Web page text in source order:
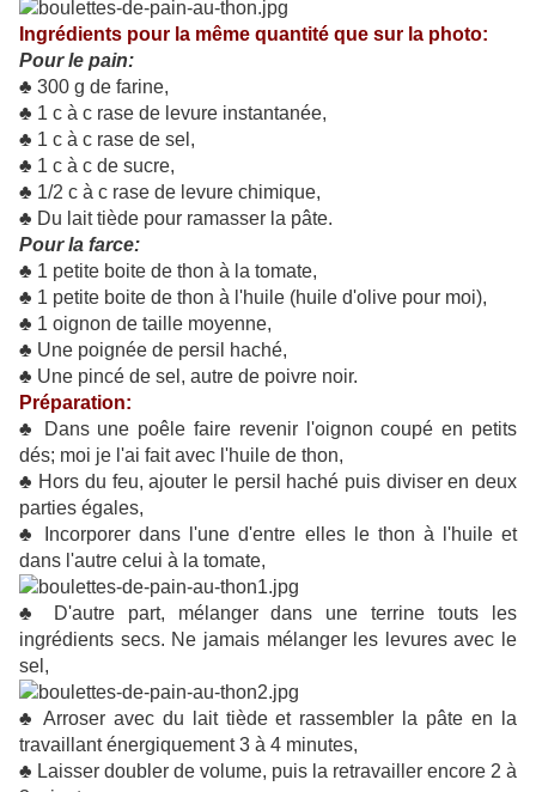
Ingrédients pour la même quantité que sur la photo:
Pour le pain:
♣ 300 g de farine,
♣ 1 c à c rase de levure instantanée,
♣ 1 c à c rase de sel,
♣ 1 c à c de sucre,
♣ 1/2 c à c rase de levure chimique,
♣ Du lait tiède pour ramasser la pâte.
Pour la farce:
♣ 1 petite boite de thon à la tomate,
♣ 1 petite boite de thon à l'huile (huile d'olive pour moi),
♣ 1 oignon de taille moyenne,
♣ Une poignée de persil haché,
♣ Une pincé de sel, autre de poivre noir.
Préparation:
♣ Dans une poêle faire revenir l'oignon coupé en petits
dés; moi je l'ai fait avec l'huile de thon,
♣ Hors du feu, ajouter le persil haché puis diviser en deux
parties égales,
♣ Incorporer dans l'une d'entre elles le thon à l'huile et
dans l'autre celui à la tomate,
♣ D'autre part, mélanger dans une terrine touts les
ingrédients secs. Ne jamais mélanger les levures avec le
sel,
♣ Arroser avec du lait tiède et rassembler la pâte en la
travaillant énergiquement 3 à 4 minutes,
♣ Laisser doubler de volume, puis la retravailler encore 2 à